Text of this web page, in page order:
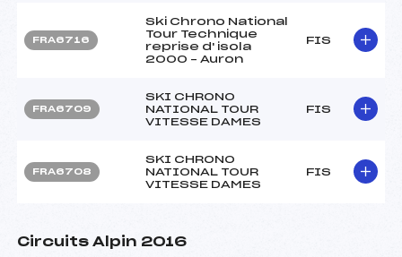
FRA6716
Ski Chrono National
Tour Technique
reprise d' isola
2000 – Auron
FIS
FRA6709
SKI CHRONO
NATIONAL TOUR
VITESSE DAMES
FIS
FRA6708
SKI CHRONO
NATIONAL TOUR
VITESSE DAMES
FIS
Circuits Alpin 2016